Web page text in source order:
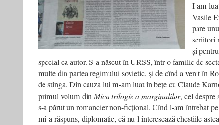
I-am
Vasile
pare
scriitori
și
special ca autor. S-a născut în URSS, într-o familie de
multe din partea regimului sovietic, și de cînd a venit în
de stînga. Din cauza lui m-am luat în bețe cu Claude
primul volum din Mica trilogie a marginalilor, cel
s-a părut un romancier non-ficțional. Cînd l-am întrebat
mi-a răspuns, diplomatic, că nu-l interesează chestiile